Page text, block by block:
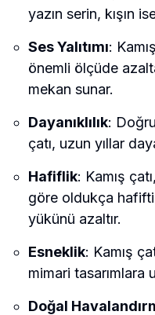
yazın serin, kışın
Ses Yalıtımı:
önemli ölçüde
mekan sunar.
Dayanıklılık:
çatı, uzun yıllar
Hafiflik: Kamış
göre oldukça
yükünü azaltır.
Esneklik: Kamış
mimari tasarımlara
Doğal